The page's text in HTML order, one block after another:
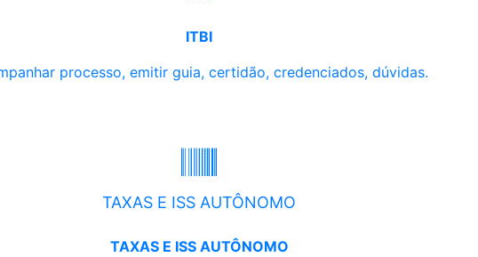
ITBI
processo, emitir guia, certidão, credenciados, dúvidas.
TAXAS E ISS AUTÔNOMO
TAXAS E ISS AUTÔNOMO